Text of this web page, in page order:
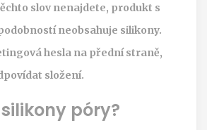
slov nenajdete, produkt s
neobsahuje silikony.
hesla na přední straně,
složení.
póry?